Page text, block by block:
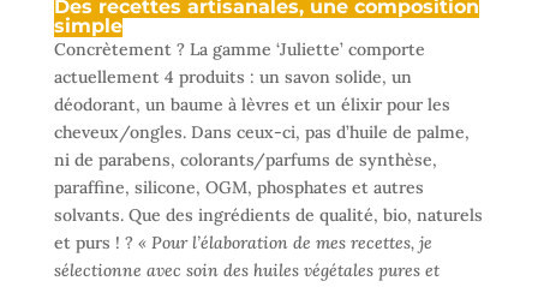
Des recettes artisanales, une composition
simple
Concrètement ? La gamme ‘Juliette’ comporte
actuellement 4 produits : un savon solide, un
déodorant, un baume à lèvres et un élixir pour les
cheveux/ongles. Dans ceux-ci, pas d’huile de palme,
ni de parabens, colorants/parfums de synthèse,
paraffine, silicone, OGM, phosphates et autres
solvants. Que des ingrédients de qualité, bio, naturels
et purs ! ? « Pour l’élaboration de mes recettes, je
sélectionne avec soin des huiles végétales pures et